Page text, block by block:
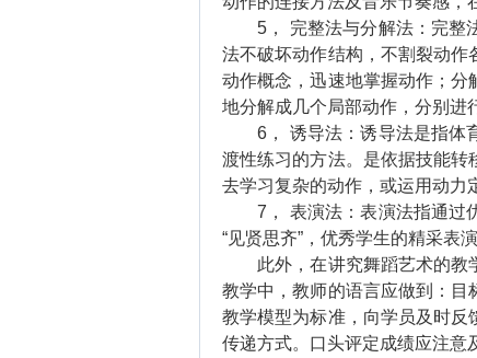
5， 完整法与分解法：完整法
法不破坏动作结构，不割裂动作
动作概念，迅速地掌握动作；分
地分解成几个局部动作，分别进
6， 诱导法：诱导法是指体育
渡性练习的方法。是依据技能
去学习复杂的动作，或运用动力
7， 表演法：表演法指通过优
“见贤思齐”，优秀学生的精采表
此外，在讲究舞蹈艺术的教
教学中，教师的语言应做到：目
教学模型为标准，向学员及时反
传递方式。口头评定成绩应注意